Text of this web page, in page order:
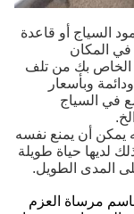
السياج أو قاعدة
في المكان
الخاص بك من تلف
وبأسعار
في السياج
يمكن أن يمنع نفسه
لديها حياة طويلة
المدى الطويل.
مرساة العزم